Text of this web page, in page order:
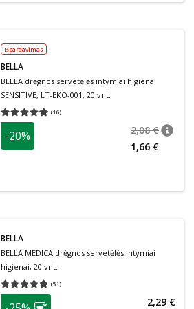
Išpardavimas
BELLA
BELLA drėgnos servetėlės intymiai higienai
SENSITIVE, LT-EKO-001, 20 vnt.
(16)
Vidutinis įvertinimas 4.94
-20% 2,08 €
1,66 €
BELLA
BELLA MEDICA drėgnos servetėlės intymiai
higienai, 20 vnt.
(51)
Vidutinis įvertinimas 4.86
patarimas 2,29 €